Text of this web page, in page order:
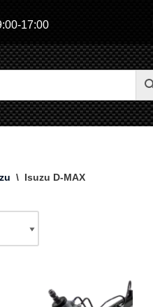
17:00
\ Isuzu D-MAX